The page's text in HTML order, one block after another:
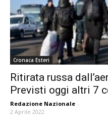
Cronaca Esteri
Ritirata russa
Previsti oggi altri 7
Redazione Nazionale -
2 Aprile 2022